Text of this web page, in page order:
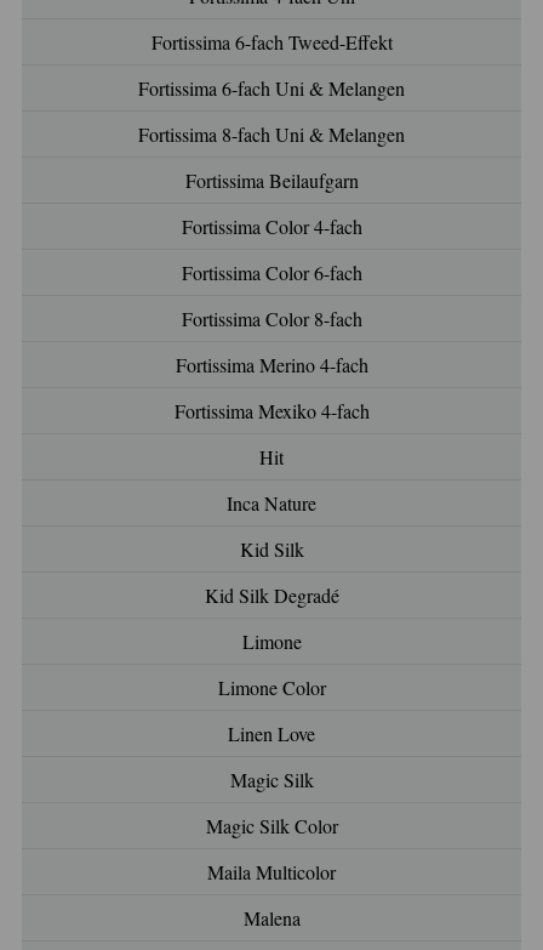
Fortissima 6-fach Tweed-Effekt
Fortissima 6-fach Uni & Melangen
Fortissima 8-fach Uni & Melangen
Fortissima Beilaufgarn
Fortissima Color 4-fach
Fortissima Color 6-fach
Fortissima Color 8-fach
Fortissima Merino 4-fach
Fortissima Mexiko 4-fach
Hit
Inca Nature
Kid Silk
Kid Silk Degradé
Limone
Limone Color
Linen Love
Magic Silk
Magic Silk Color
Maila Multicolor
Malena